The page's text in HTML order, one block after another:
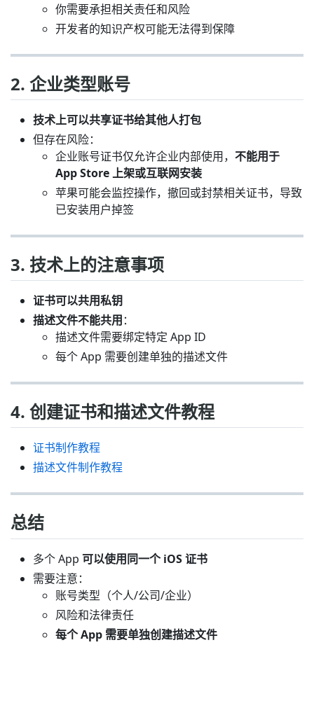
你需要承担相关责任和风险
开发者的知识产权可能无法得到保障
2. 企业类型账号
技术上可以共享证书给其他人打包
但存在风险：
企业账号证书仅允许企业内部使用， 不能用于
App Store 上架或互联网安装
苹果可能会监控操作，撤回或封禁相关证书，导致
已安装用户掉签
3. 技术上的注意事项
证书可以共用私钥
描述文件不能共用：
描述文件需要绑定特定 App ID
每个 App 需要创建单独的描述文件
4. 创建证书和描述文件教程
证书制作教程
描述文件制作教程
总结
多个 App 可以使用同一个 iOS 证书
需要注意：
账号类型（个人/公司/企业）
风险和法律责任
每个 App 需要单独创建描述文件